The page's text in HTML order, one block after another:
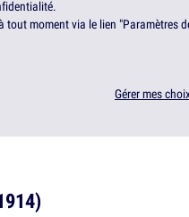
tout moment via le lien "Paramètres
Gérer mes